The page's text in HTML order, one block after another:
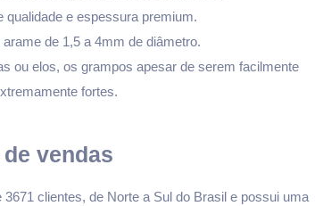
qualidade e espessura premium.
de 1,5 a 4mm de diâmetro.
ou elos, os grampos apesar de serem facilmente
fortes.
vendas
clientes, de Norte a Sul do Brasil e possui uma